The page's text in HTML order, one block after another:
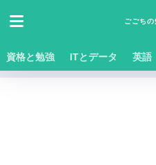
ごごち
資格と勉強 ITとデータ 英語